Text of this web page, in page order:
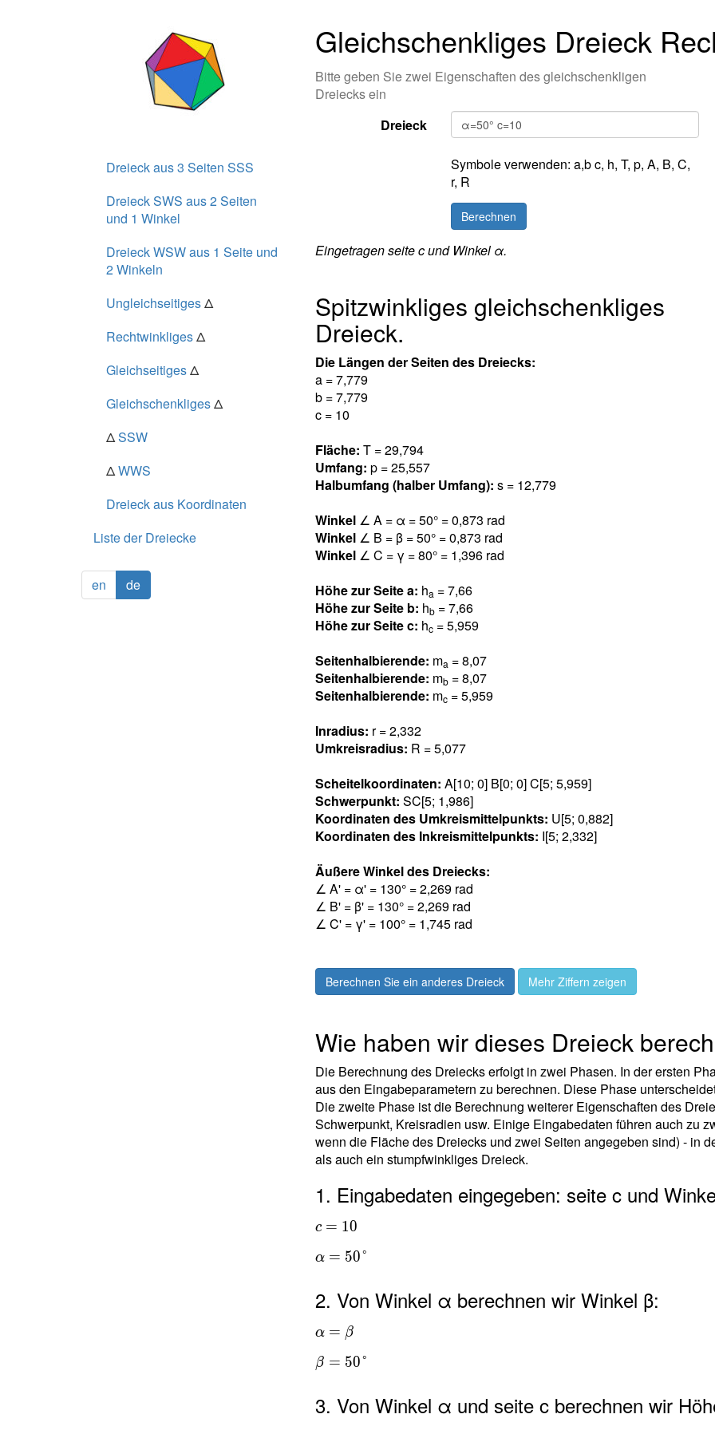
Gleichschenkliges Dreieck
Bitte geben Sie zwei Eigenschaften des gleichschenkligen
Dreiecks ein
Dreieck
Symbole verwenden:a,bc, h,T,p, A, B,C,
r, R
Eingetragen seite c und Winkel α.
Spitzwinkliges gleichschenkliges
Dreieck.
Die Längen der Seiten des Dreiecks:
a = 7,779
b = 7,779
c = 10
Fläche: T = 29,794
Umfang: p = 25,557
Halbumfang (halber Umfang): s = 12,779
Winkel ∠ A = α = 50° = 0,873 rad
Winkel ∠ B = β = 50° = 0,873 rad
Winkel ∠ C = γ = 80° = 1,396rad
Höhe zur Seite a: ha = 7,66
Höhe zur Seite b: hb= 7,66
Höhe zur Seite c: hc= 5,959
Seitenhalbierende: ma = 8,07
Seitenhalbierende: mb= 8,07
Seitenhalbierende: mc= 5,959
Inradius: r = 2,332
Umkreisradius: R = 5,077
Scheitelkoordinaten: A[10; 0] B[0; 0] C[5; 5,959]
Schwerpunkt: SC[5; 1,986]
Koordinaten des Umkreismittelpunkts: U[5; 0,882]
Koordinaten des Inkreismittelpunkts: I[5; 2,332]
Äußere Winkel des Dreiecks:
∠ A' = α' = 130° = 2,269rad
∠ B' = β' = 130° = 2,269rad
∠ C' = γ' = 100° = 1,745rad
Berechnen Sie ein anderes Dreieck Mehr Ziffern zeigen
Wie haben wir dieses Dreieck
Die Berechnung des Dreiecks erfolgt in zwei Phasen. In der ersten
aus den Eingabeparametern zu berechnen. Diese Phase
Die zweite Phase ist die Berechnung weiterer Eigenschaften des
Schwerpunkt, Kreisradien usw. Einige Eingabedaten führen auch zu
wenn die Fläche des Dreiecks und zwei Seiten angegeben sind) - in
als auch ein stumpfwinkliges Dreieck.
1. Eingabedaten eingegeben: seite c und
c = 10
α = 50°
2. Von Winkel α berechnen wir Winkel β:
α = β
β = 50°
3. Von Winkel α und seite c berechnen wir
Dreieck aus 3 Seiten SSS
Dreieck SWS aus 2 Seiten
und 1 Winkel
Dreieck WSW aus 1 Seite und
2 Winkeln
UngleichseitigesΔ
RechtwinkligesΔ
GleichseitigesΔ
GleichschenkligesΔ
ΔSSW
ΔWWS
Dreieck aus Koordinaten
Liste der Dreiecke
en de